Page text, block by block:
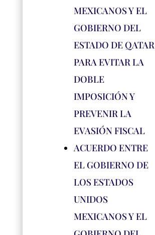
MEXICANOS Y EL
GOBIERNO DEL
ESTADO DE QATAR
PARA EVITAR LA
DOBLE
IMPOSICIÓN Y
PREVENIR LA
EVASIÓN FISCAL
ACUERDO ENTRE
EL GOBIERNO DE
LOS ESTADOS
UNIDOS
MEXICANOS Y EL